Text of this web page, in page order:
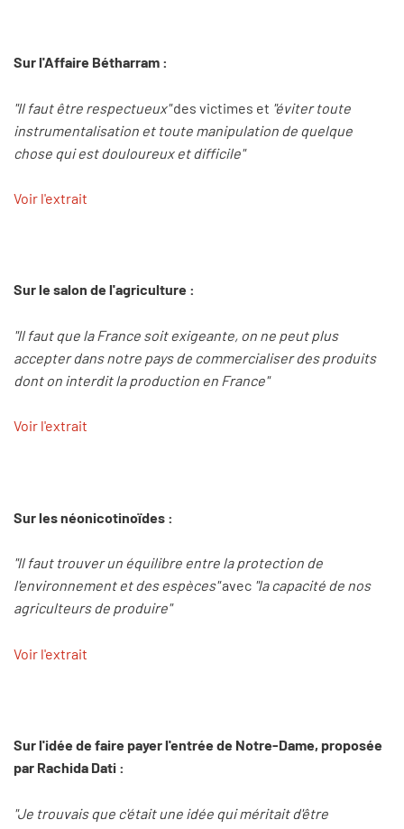
Sur l'Affaire Bétharram :
"Il faut être respectueux"des victimes et "éviter toute
instrumentalisation et toute manipulation de quelque
chose qui est douloureux et difficile"
Voir l'extrait
Sur le salon de l'agriculture :
"Il faut que la France soit exigeante, on ne peut plus
accepter dans notre pays de commercialiser des produits
dont on interdit la production en France"
Voir l'extrait
Sur les néonicotinoïdes :
"Il faut trouver un équilibre entre la protection de
l'environnement et des espèces"avec "la capacité de nos
agriculteurs de produire"
Voir l'extrait
Sur l'idée de faire payer l'entrée de Notre-Dame, proposée
par Rachida Dati :
"Je trouvais que c'était une idée qui méritait d'être